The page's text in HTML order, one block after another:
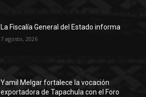
La Fiscalía General del Estado informa
7 agosto, 2026
Yamil Melgar fortalece la vocación
exportadora de Tapachula con el Foro